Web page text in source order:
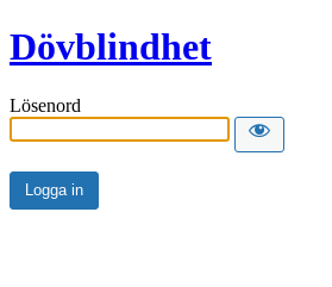
Dövblindhet
Lösenord